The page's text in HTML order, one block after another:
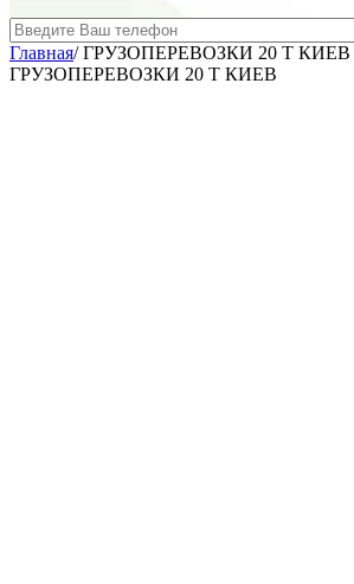
Главная/ ГРУЗОПЕРЕВОЗКИ 20 Т КИЕВ
ГРУЗОПЕРЕВОЗКИ 20 Т КИЕВ